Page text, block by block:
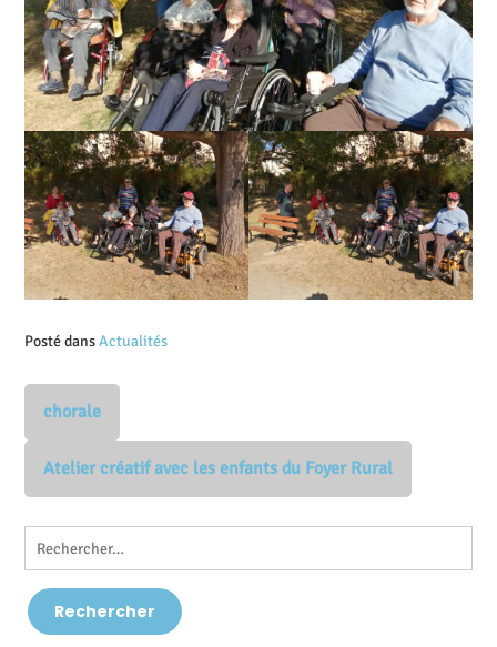
Posté dansActualités
chorale
Atelier créatif avec les enfants du Foyer Rural